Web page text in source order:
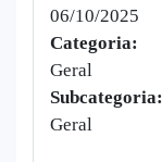
06/10/2025
Categoria:
Geral
Subcategoria:
Geral